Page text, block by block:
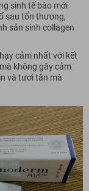
sinh tế bào mới
sau tổn thương,
sản sinh collagen
cảm nhất với kết
không gây cảm
và tươi tắn mà